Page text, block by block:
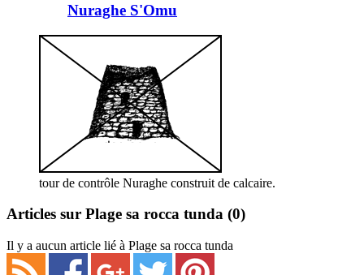
Nuraghe S'Omu
tour de contrôle Nuraghe construit de calcaire.
Articles sur Plage sa rocca tunda (0)
Il y a aucun article lié à Plage sa rocca tunda